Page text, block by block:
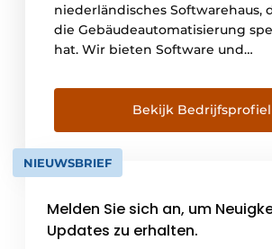
niederländisches Softwarehaus,
die Gebäudeautomatisierung
hat. Wir bieten Software und
Betonwerke, Stahlbauer und
Rahmenhersteller. Mit 43
entwickeln, verkaufen, liefern
unterstützen wir unsere
Automatisierungslösungen. Wir
und Vilnius (Litauen) aus. Seit
konzentrieren wir uns auf das
Bekijk Bedrijfsprofiel
NIEUWSBRIEF
Melden Sie sich an, um
Updates zu erhalten.